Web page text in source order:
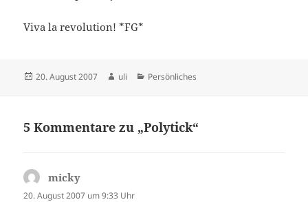
Viva la revolution! *FG*
Veröffentlicht
20. August 2007 Autor
uli Kategorien
Persönliches
5 Kommentare zu „Polytick“
micky
20. August 2007 um 9:33 Uhr